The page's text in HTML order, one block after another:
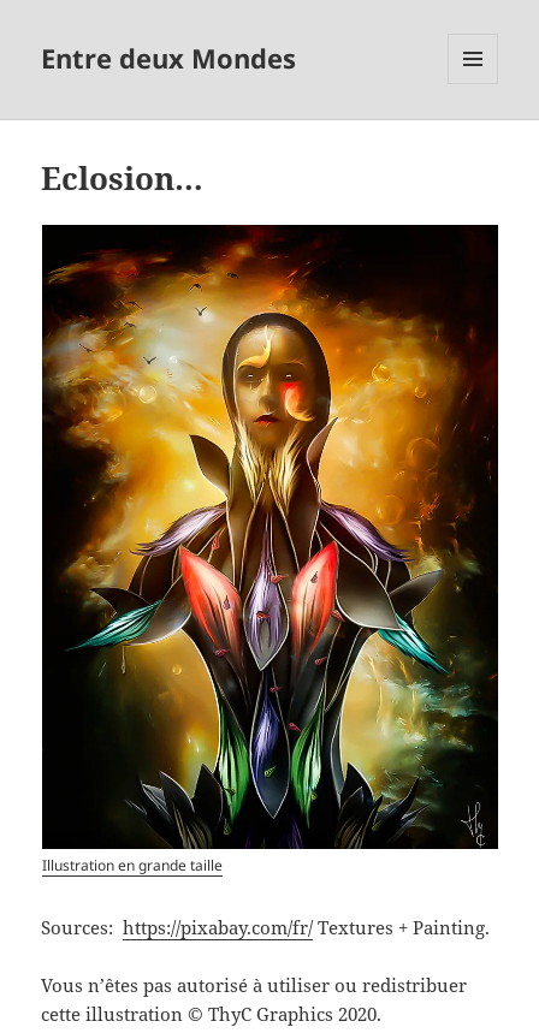
Entre deux Mondes
Eclosion…
Illustration en grande taille
Sources:https://pixabay.com/fr/Textures + Painting.
Vous n’êtes pas autorisé à utiliser ou redistribuer
cette illustration © ThyC Graphics 2020.